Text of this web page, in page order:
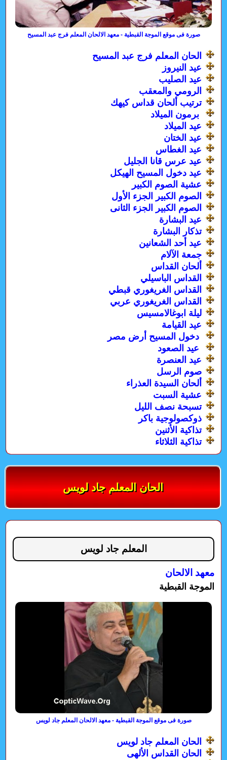
صورة فى موقع الموجة القبطية - معهد الالحان المعلم فرج عبد المسيح
الحان المعلم فرج عبد المسيح
عيد النيروز
عيد الصليب
الرومي والمعقب
ترتيب ألحان قداس كيهك
برمون الميلاد
عيد الميلاد
عيد الختان
عيد الغطاس
عيد عرس قانا الجليل
عيد دخول المسيح الهيكل
عشية الصوم الكبير
الصوم الكبير الجزء الأول
الصوم الكبير الجزء الثانى
عيد البشارة
تذكار البشارة
عيد أحد الشعانين
جمعة الآلام
ألحان القداس
القداس الباسيلي
القداس الغريغوري قبطي
القداس الغريغوري عربي
ليلة ابوغالامسيس
عيد القيامة
دخول المسيح أرض مصر
عيد الصعود
عيد العنصرة
صوم الرسل
ألحان السيدة العذراء
عشية السبت
تسبحة نصف الليل
ذوكصولوجية باكر
تذاكية الأثنين
تذاكية الثلاثاء
الحان المعلم جاد لويس
المعلم جاد لويس
معهد الالحان
الموجة القبطية
صورة فى موقع الموجة القبطية - معهد الالحان المعلم جاد لويس
الحان المعلم جاد لويس
الحان القداس الألهى